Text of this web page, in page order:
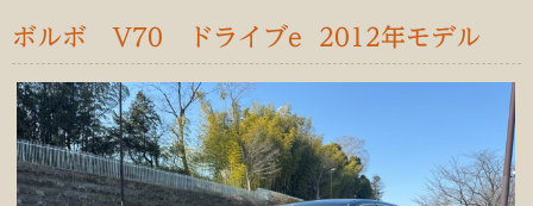
ボルボ V70 ドライブe 2012年モデル